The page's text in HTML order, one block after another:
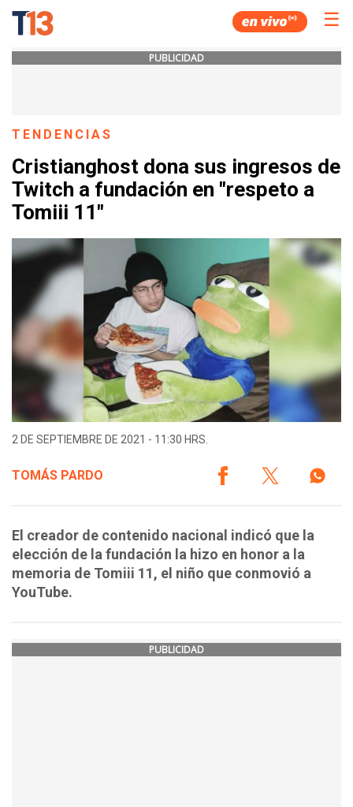
☰
PUBLICIDAD
TENDENCIAS
Cristianghost dona sus ingresos de
Twitch a fundación en "respeto a
Tomiii 11"
2 DE SEPTIEMBRE DE 2021 - 11:30 HRS.
TOMÁS PARDO
El creador de contenido nacional indicó que la
elección de la fundación la hizo en honor a la
memoria de Tomiii 11, el niño que conmovió a
YouTube.
PUBLICIDAD